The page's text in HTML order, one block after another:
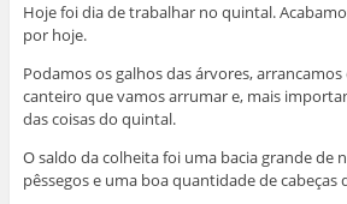
Hoje foi dia de trabalhar no quintal.
por hoje.
Podamos os galhos das árvores,
canteiro que vamos arrumar e, mais
das coisas do quintal.
O saldo da colheita foi uma bacia grande de
pêssegos e uma boa quantidade de cabeças